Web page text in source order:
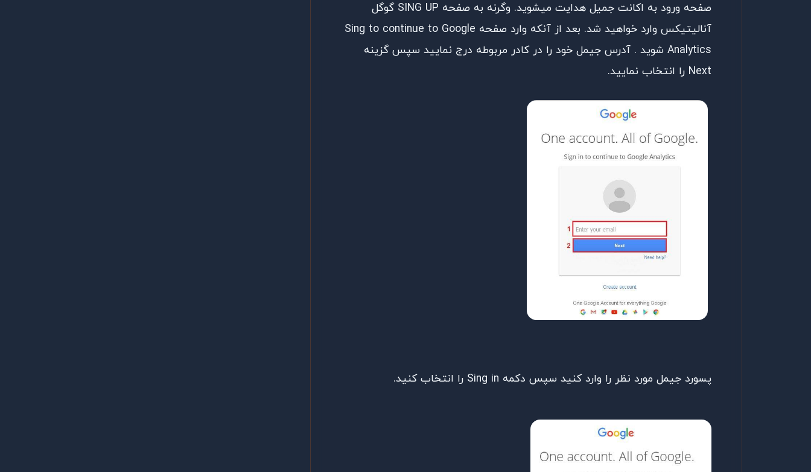
صفحه ورود به اکانت جمیل هدایت میشوید. وگرنه به صفحه SING UP گوگل
آنالیتیکس وارد خواهید شد. بعد از آنکه وارد صفحه Sing to continue to Google
Analytics شوید . آدرس جیمل خود را در کادر مربوطه درج نمایید سپس گزینه
Next را انتخاب نمایید.
پسورد جیمل مورد نظر را وارد کنید سپس دکمه Sing in را انتخاب کنید.